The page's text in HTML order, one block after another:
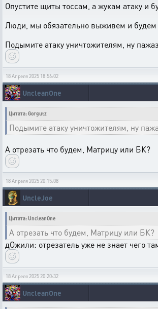
Опустите щиты тоссам, а жукам атаку и
Люди, мы обязательно выживем и
Подымите атаку уничтожителям, ну
18 Апреля 2025 18:56:02
UncleanOne
Цитата: Gorgutz
Подымите атаку уничтожителям, ну
А отрезать что будем, Матрицу или БК?
18 Апреля 2025 20:15:08
UncleJoe
Цитата: UncleanOne
А отрезать что будем, Матрицу или БК?
дОжили: отрезатель уже не знает чего
18 Апреля 2025 20:20:32
UncleanOne